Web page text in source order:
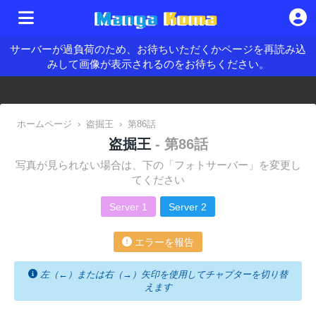
サーバーが過負荷のため、お待ちいただくかページを再読み込
みして画像が表示されるのをお待ちください。
ホームページ › 盗掘王 › 第86話
盗掘王 - 第86話
写真が見られない場合は、下の「フォトサーバー」を変更し
てください
Server 1 Server 2
エラーを報告
左（←）または右（→）矢印を使用してチャプターを切り替
えます